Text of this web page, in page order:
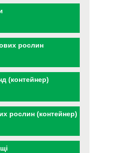
рослин
(контейнер)
рослин (контейнер)